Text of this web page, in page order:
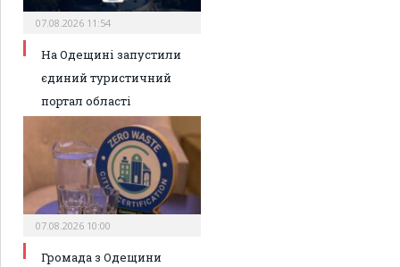
07.08.2026 11:54
На Одещині запустили
єдиний туристичний
портал області
07.08.2026 10:00
Громада з Одещини